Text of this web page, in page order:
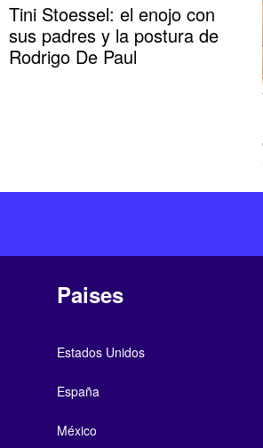
Tini Stoessel: el enojo con
sus padres y la postura de
Rodrigo De Paul
Paises
Estados Unidos
España
México